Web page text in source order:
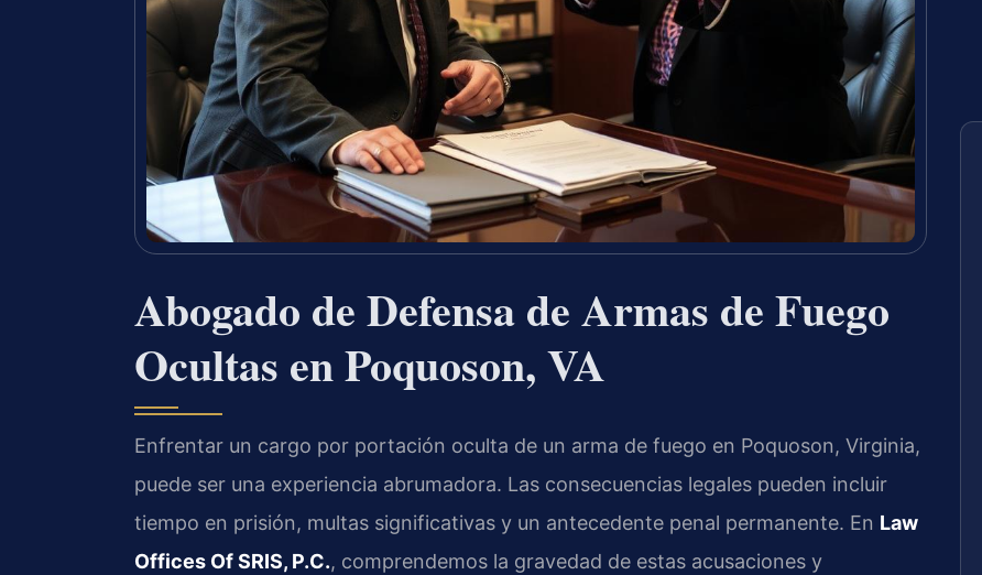
Abogado de Defensa de Armas de Fuego
Ocultas en Poquoson, VA
Enfrentar un cargo por portación oculta de un arma de fuego en Poquoson, Virginia,
puede ser una experiencia abrumadora. Las consecuencias legales pueden incluir
tiempo en prisión, multas significativas y un antecedente penal permanente. En Law
Offices Of SRIS, P.C., comprendemos la gravedad de estas acusaciones y